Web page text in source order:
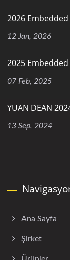
2026
12 Jan, 2026
2025
07 Feb, 2025
YUAN DEAN
13 Sep, 2024
Ana Sayfa
Şirket